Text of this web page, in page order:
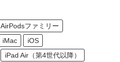
AirPodsファミリー
iMac
iOS
iPad Air（第4世代以降）